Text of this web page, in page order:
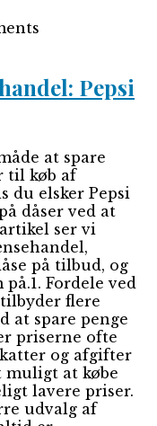
Pepsi
at spare
til køb af
du elsker Pepsi
dåser ved at
ser vi
på tilbud, og
Fordele ved
flere
at spare penge
priserne ofte
og afgifter
muligt at købe
lavere priser.
udvalg af